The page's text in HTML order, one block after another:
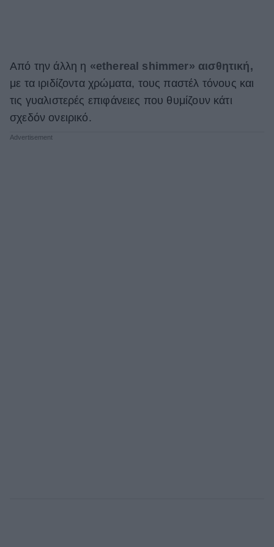
Από την άλλη η «ethereal shimmer» αισθητική,
με τα ιριδίζοντα χρώματα, τους παστέλ τόνους και
τις γυαλιστερές επιφάνειες που θυμίζουν κάτι
σχεδόν ονειρικό.